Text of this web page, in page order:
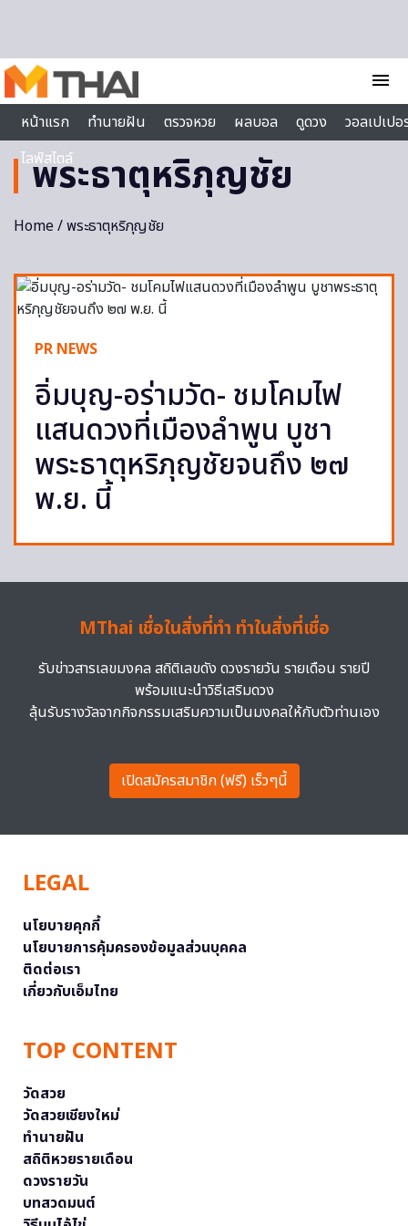
menu
หน้าแรก
ทำนายฝัน ตรวจหวย ผลบอล ดูดวง
วอลเปเป
ไลฟ์สไตล์
พระธาตุหริภุญชัย
Home/ พระธาตุหริภุญชัย
PR NEWS
อิ่มบุญ-อร่ามวัด- ชมโคมไฟ
แสนดวงที่เมืองลำพูน บูชา
พระธาตุหริภุญชัยจนถึง ๒๗
พ.ย. นี้
MThai เชื่อในสิ่งที่ทำ ทำในสิ่งที่เชื่อ
รับข่าวสารเลขมงคล สถิติเลขดัง ดวงรายวัน รายเดือน รายปี
พร้อมแนะนำวิธีเสริมดวง
ลุ้นรับรางวัลจากกิจกรรมเสริมความเป็นมงคลให้กับตัวท่านเอง
เปิดสมัครสมาชิก (ฟรี) เร็วๆนี้
LEGAL
นโยบายคุกกี้
นโยบายการคุ้มครองข้อมูลส่วนบุคคล
ติดต่อเรา
เกี่ยวกับเอ็มไทย
TOP CONTENT
วัดสวย
วัดสวยเชียงใหม่
ทำนายฝัน
สถิติหวยรายเดือน
ดวงรายวัน
บทสวดมนต์